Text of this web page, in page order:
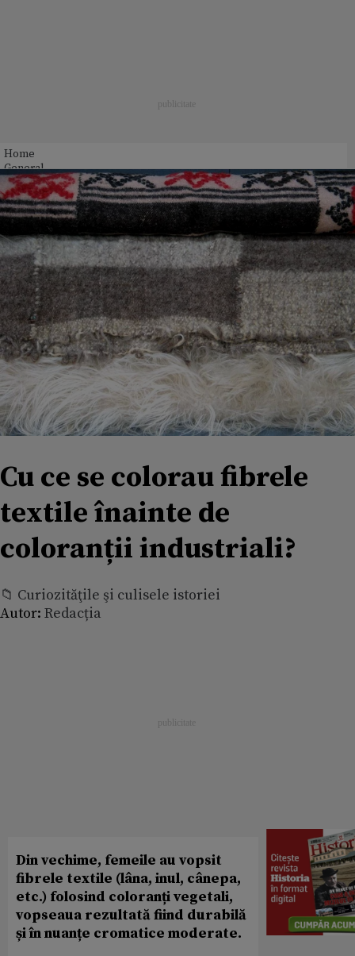
Home
General
Cu ce se colorau fibrele
textile înainte de
coloranții industriali?
📁 Curiozităţile şi culisele istoriei
Autor: Redacția
Din vechime, femeile au vopsit
fibrele textile (lâna, inul, cânepa,
etc.) folosind coloranți vegetali,
vopseaua rezultată fiind durabilă
și în nuanțe cromatice moderate.